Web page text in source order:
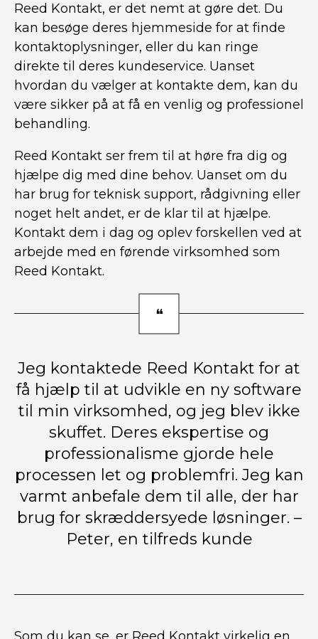
Reed Kontakt, er det nemt at gøre det. Du
kan besøge deres hjemmeside for at finde
kontaktoplysninger, eller du kan ringe
direkte til deres kundeservice. Uanset
hvordan du vælger at kontakte dem, kan du
være sikker på at få en venlig og professionel
behandling.
Reed Kontakt ser frem til at høre fra dig og
hjælpe dig med dine behov. Uanset om du
har brug for teknisk support, rådgivning eller
noget helt andet, er de klar til at hjælpe.
Kontakt dem i dag og oplev forskellen ved at
arbejde med en førende virksomhed som
Reed Kontakt.
Jeg kontaktede Reed Kontakt for at
få hjælp til at udvikle en ny software
til min virksomhed, og jeg blev ikke
skuffet. Deres ekspertise og
professionalisme gjorde hele
processen let og problemfri. Jeg kan
varmt anbefale dem til alle, der har
brug for skræddersyede løsninger. –
Peter, en tilfreds kunde